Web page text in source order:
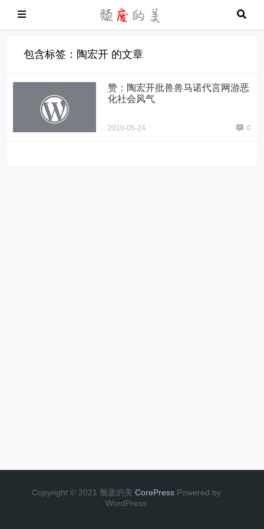
包含标签：陶宏开 的文章
赞：陶宏开批兽兽马诺代言网游恶
化社会风气
2010-05-24 0
Copyright © 2021 颓废的美 CorePress Powered by
WordPress